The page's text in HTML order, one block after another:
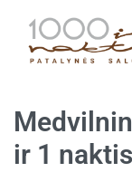
ir 1 naktis